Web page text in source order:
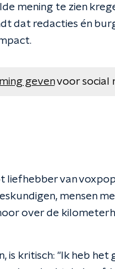
mening te zien
dat redacties én
gevenvoor social
van
mensen
over de
is kritisch: "Ik heb het